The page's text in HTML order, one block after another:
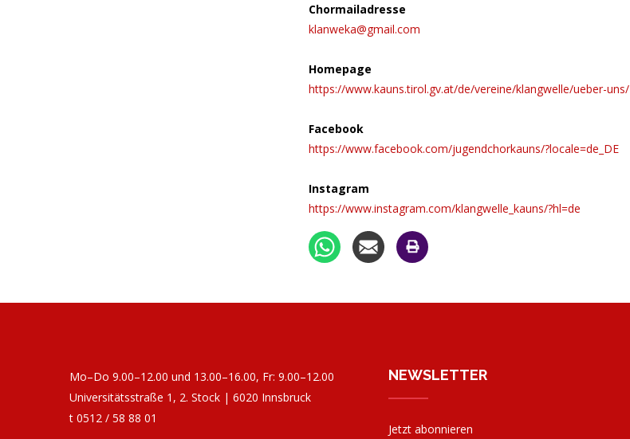
Chormailadresse
klanweka@gmail.com
Homepage
https://www.kauns.tirol.gv.at/de/vereine/klangwelle/ueber-uns/
Facebook
https://www.facebook.com/jugendchorkauns/?locale=de_DE
Instagram
https://www.instagram.com/klangwelle_kauns/?hl=de
Mo–Do 9.00–12.00 und 13.00–16.00, Fr: 9.00–12.00
Universitätsstraße 1, 2. Stock | 6020 Innsbruck
t 0512 / 58 88 01
NEWSLETTER
Jetzt abonnieren